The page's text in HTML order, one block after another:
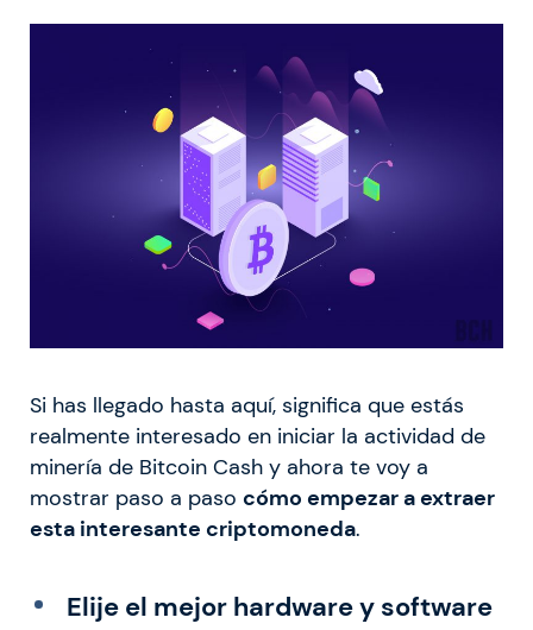
Si has llegado hasta aquí, significa que estás
realmente interesado en iniciar la actividad de
minería de Bitcoin Cash y ahora te voy a
mostrar paso a paso cómo empezar a extraer
esta interesante criptomoneda.
Elije el mejor hardware y software